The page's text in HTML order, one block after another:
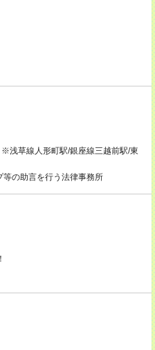
浅草線人形町駅/銀座線三越前駅/東
の助言を行う法律事務所